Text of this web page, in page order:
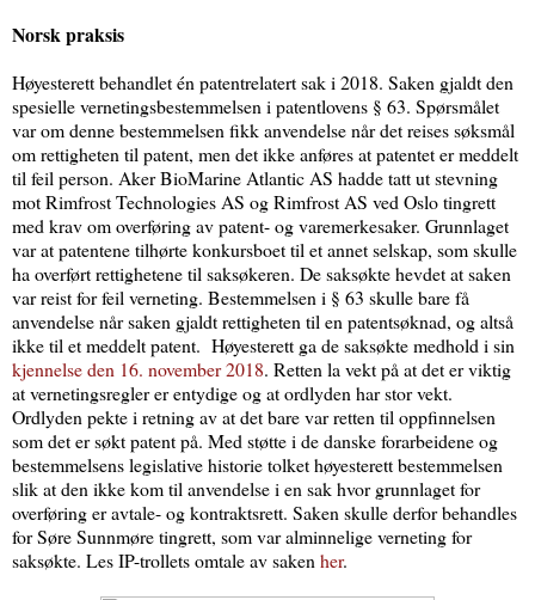
Norsk praksis
Høyesterett behandlet én patentrelatert sak i 2018. Saken gjaldt den
spesielle vernetingsbestemmelsen i patentlovens § 63. Spørsmålet
var om denne bestemmelsen fikk anvendelse når det reises søksmål
om rettigheten til patent, men det ikke anføres at patentet er meddelt
til feil person. Aker BioMarine Atlantic AS hadde tatt ut stevning
mot Rimfrost Technologies AS og Rimfrost AS ved Oslo tingrett
med krav om overføring av patent- og varemerkesaker. Grunnlaget
var at patentene tilhørte konkursboet til et annet selskap, som skulle
ha overført rettighetene til saksøkeren. De saksøkte hevdet at saken
var reist for feil verneting. Bestemmelsen i § 63 skulle bare få
anvendelse når saken gjaldt rettigheten til en patentsøknad, og altså
ikke til et meddelt patent. Høyesterett ga de saksøkte medhold i sin
kjennelse den 16. november 2018. Retten la vekt på at det er viktig
at vernetingsregler er entydige og at ordlyden har stor vekt.
Ordlyden pekte i retning av at det bare var retten til oppfinnelsen
som det er søkt patent på. Med støtte i de danske forarbeidene og
bestemmelsens legislative historie tolket høyesterett bestemmelsen
slik at den ikke kom til anvendelse i en sak hvor grunnlaget for
overføring er avtale- og kontraktsrett. Saken skulle derfor behandles
for Søre Sunnmøre tingrett, som var alminnelige verneting for
saksøkte. Les IP-trollets omtale av saken her.